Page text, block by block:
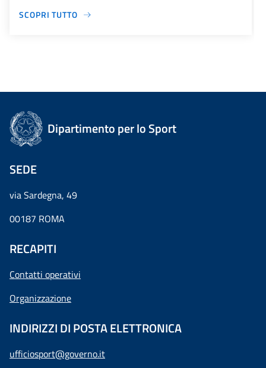
SCOPRI TUTTO
Dipartimento per lo Sport
SEDE
via Sardegna, 49
00187 ROMA
RECAPITI
Contatti operativi
Organizzazione
INDIRIZZI DI POSTA ELETTRONICA
ufficiosport@governo.it